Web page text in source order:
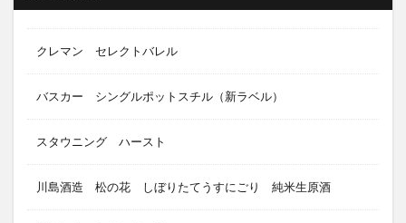
クレマン セレクトバレル
バスカー シングルポットスチル（新ラベル）
スタウニング ハースト
川島酒造 松の花 しぼりたてうすにごり 純米生原酒